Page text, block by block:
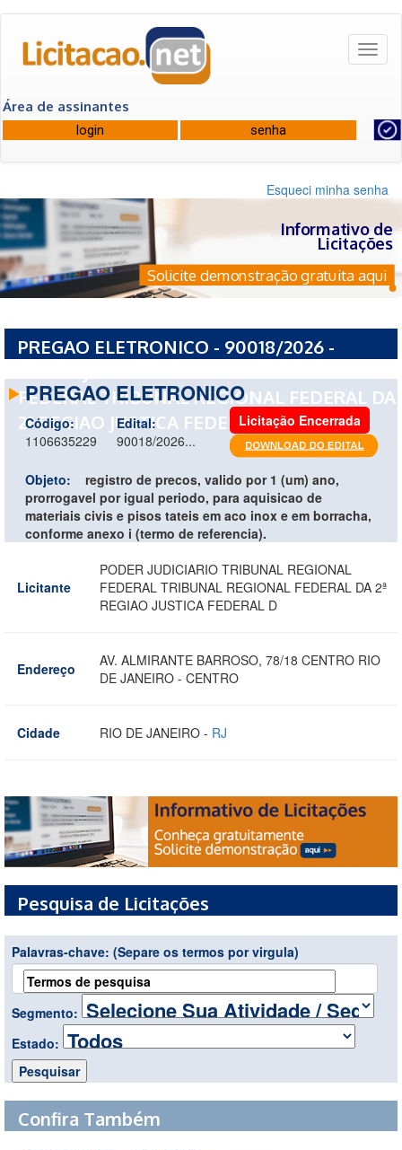
Área de assinantes
Esqueci minha senha
Informativo de
Licitações
Solicite demonstração gratuita aqui
PREGAO ELETRONICO - 90018/2026 -
FEDERAL TRIBUNAL REGIONAL FEDERAL DA
2ª REGIAO JUSTICA FEDERAL D
PREGAO ELETRONICO
Código:
1106635229
Edital:
90018/2026...
Licitação Encerrada
Objeto:
registro de precos, valido por 1 (um) ano,
prorrogavel por igual periodo, para aquisicao de
materiais civis e pisos tateis em aco inox e em borracha,
conforme anexo i (termo de referencia).
Licitante
PODER JUDICIARIO TRIBUNAL REGIONAL
FEDERAL TRIBUNAL REGIONAL FEDERAL DA 2ª
REGIAO JUSTICA FEDERAL D
Endereço
AV. ALMIRANTE BARROSO, 78/18 CENTRO RIO
DE JANEIRO - CENTRO
Cidade RIO DE JANEIRO - RJ
Pesquisa de Licitações
Palavras-chave: (Separe os termos por virgula)
Segmento:
Estado:
Confira Também